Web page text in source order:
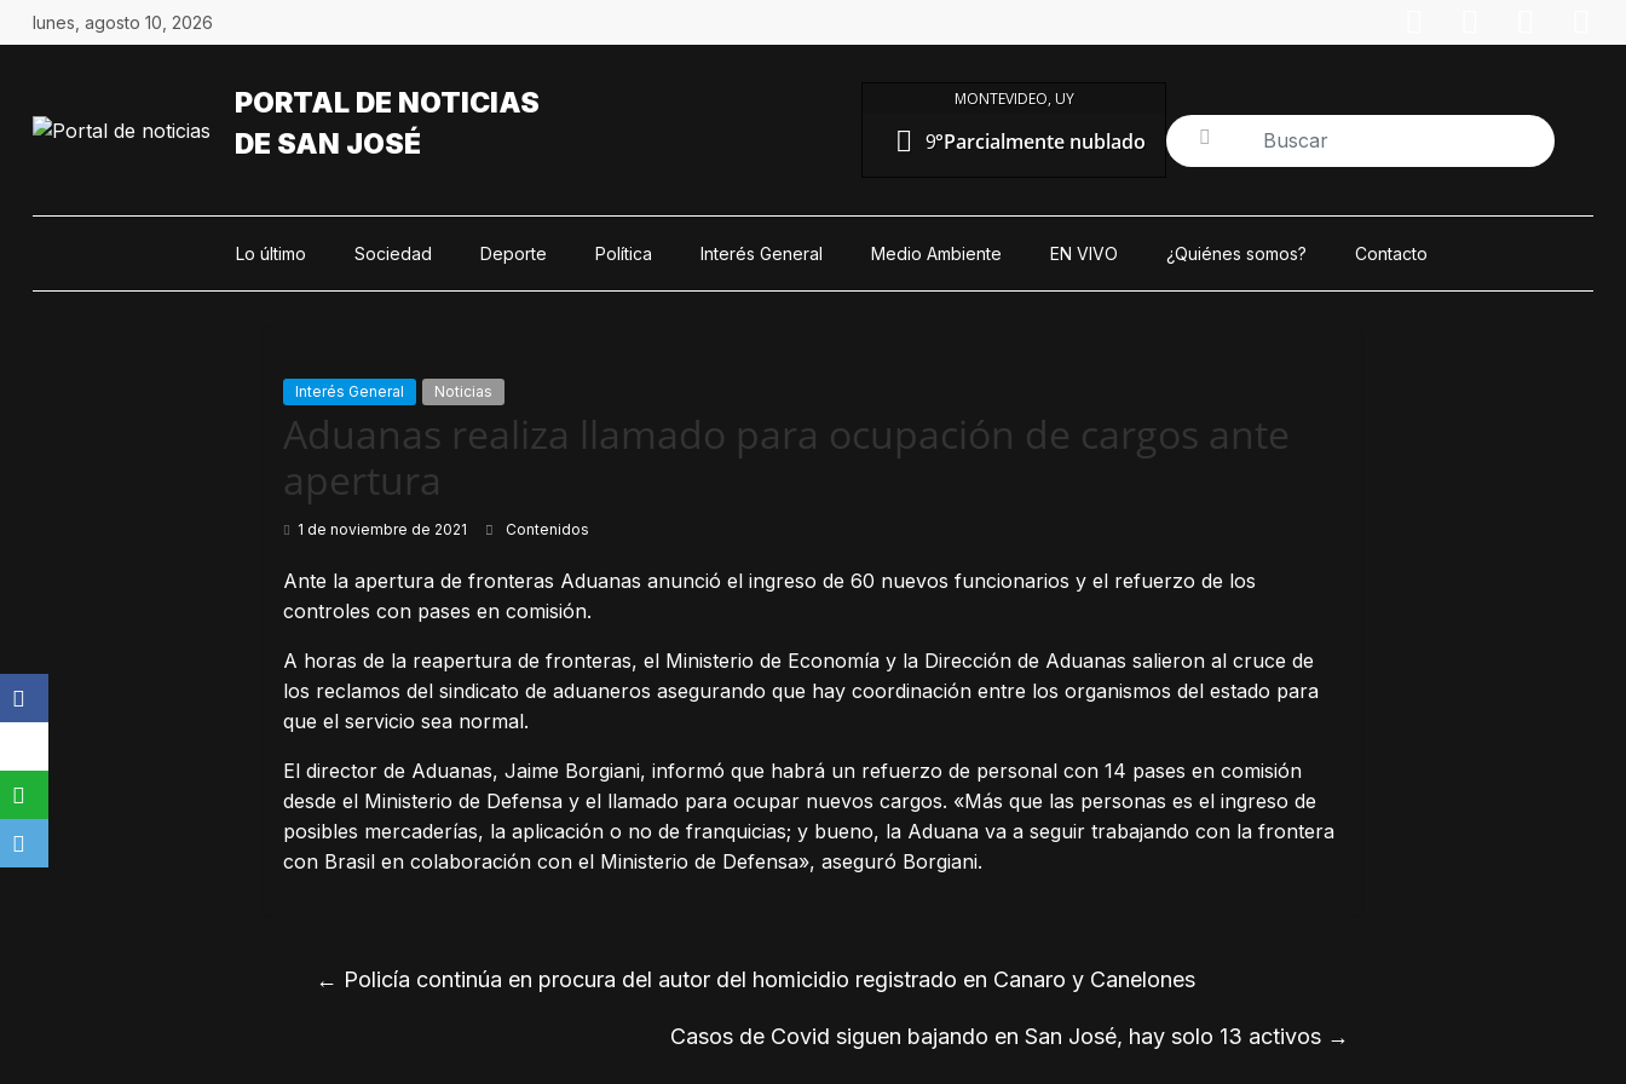
Saltar
al
lunes, agosto 10, 2026
PORTAL DE NOTICIAS
DE SAN JOSÉ
MONTEVIDEO, UY
9°Parcialmente nublado
Lo último Sociedad Deporte Política Interés General Medio Ambiente EN VIVO ¿Quiénes somos? Contacto
Interés General Noticias
Aduanas realiza llamado para ocupación de cargos ante
apertura
1 de noviembre de 2021 Contenidos
Ante la apertura de fronteras Aduanas anunció el ingreso de 60 nuevos funcionarios y el refuerzo de los
controles con pases en comisión.
A horas de la reapertura de fronteras, el Ministerio de Economía y la Dirección de Aduanas salieron al cruce de
los reclamos del sindicato de aduaneros asegurando que hay coordinación entre los organismos del estado para
que el servicio sea normal.
El director de Aduanas, Jaime Borgiani, informó que habrá un refuerzo de personal con 14 pases en comisión
desde el Ministerio de Defensa y el llamado para ocupar nuevos cargos. «Más que las personas es el ingreso de
posibles mercaderías, la aplicación o no de franquicias; y bueno, la Aduana va a seguir trabajando con la frontera
con Brasil en colaboración con el Ministerio de Defensa», aseguró Borgiani.
← Policía continúa en procura del autor del homicidio registrado en Canaro y Canelones
Casos de Covid siguen bajando en San José, hay solo 13 activos →